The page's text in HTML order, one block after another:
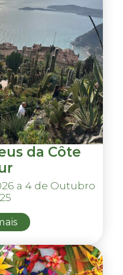
da Côte
a 4 de Outubro